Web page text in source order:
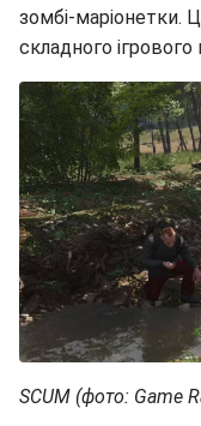
зомбі-маріонетки.
складного ігрового
SCUM (фото: Game